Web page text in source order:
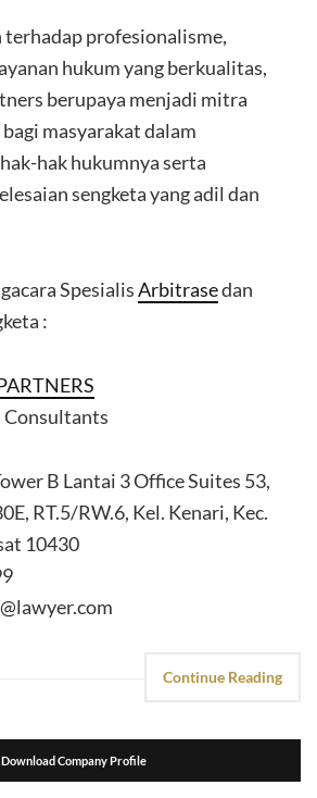
profesionalisme,
hukum yang berkualitas,
berupaya menjadi mitra
masyarakat dalam
hak hukumnya serta
sengketa yang adil dan
SpesialisArbitrasedan
:
Consultants
B Lantai 3 Office Suites 53,
RT.5/RW.6, Kel. Kenari, Kec.
10430
Continue Reading
Download Company Profile